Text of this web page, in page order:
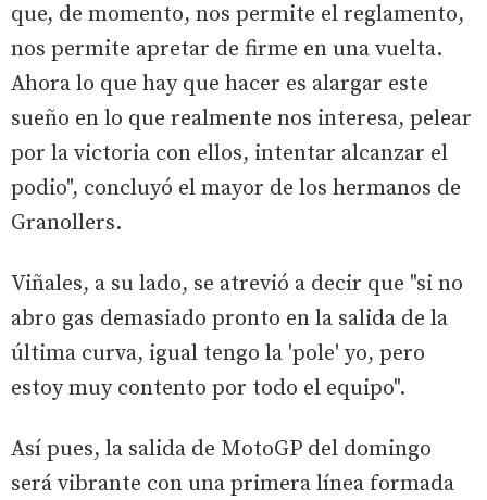
que, de momento, nos permite el reglamento,
nos permite apretar de firme en una vuelta.
Ahora lo que hay que hacer es alargar este
sueño en lo que realmente nos interesa, pelear
por la victoria con ellos, intentar alcanzar el
podio", concluyó el mayor de los hermanos de
Granollers.
Viñales, a su lado, se atrevió a decir que "si no
abro gas demasiado pronto en la salida de la
última curva, igual tengo la 'pole' yo, pero
estoy muy contento por todo el equipo".
Así pues, la salida de MotoGP del domingo
será vibrante con una primera línea formada